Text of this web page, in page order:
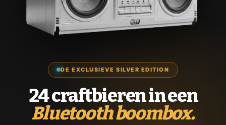
DE EXCLUSIEVE SILVER EDITION
24 craftbieren in een
Bluetooth boombox.